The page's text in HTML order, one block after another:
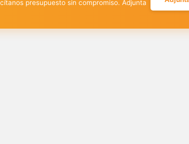
presupuesto sin compromiso. Adjunta